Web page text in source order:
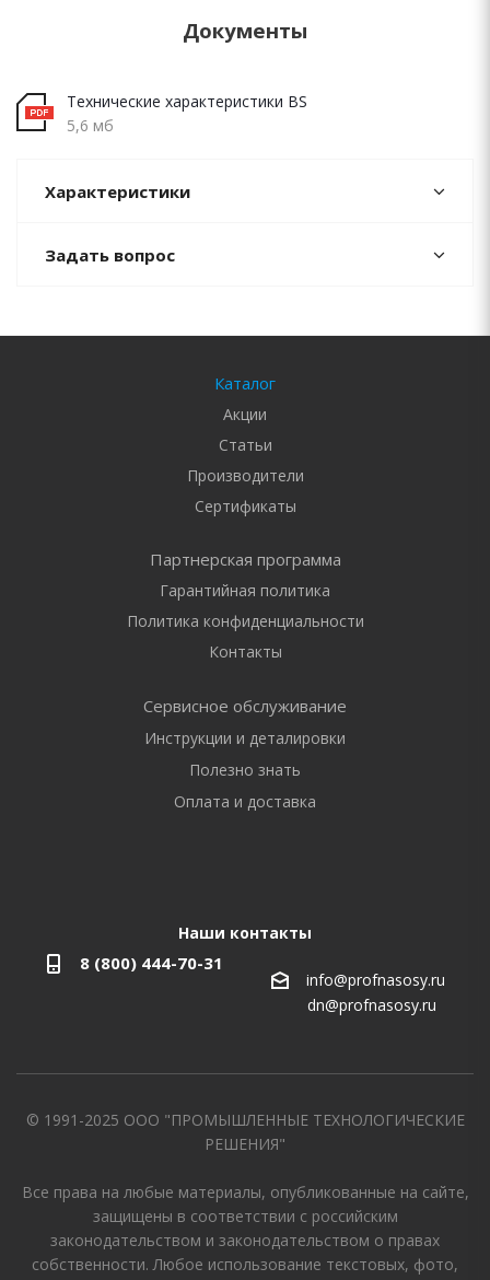
Документы
Технические характеристики BS
5,6 мб
Характеристики
Задать вопрос
Каталог
Акции
Статьи
Производители
Сертификаты
Партнерская программа
Гарантийная политика
Политика конфиденциальности
Контакты
Сервисное обслуживание
Инструкции и деталировки
Полезно знать
Оплата и доставка
Наши контакты
8 (800) 444-70-31
info@profnasosy.ru
dn@profnasosy.ru
© 1991-2025 ООО "ПРОМЫШЛЕННЫЕ ТЕХНОЛОГИЧЕСКИЕ
РЕШЕНИЯ"
Все права на любые материалы, опубликованные на сайте,
защищены в соответствии с российским
законодательством и законодательством о правах
собственности. Любое использование текстовых, фото,